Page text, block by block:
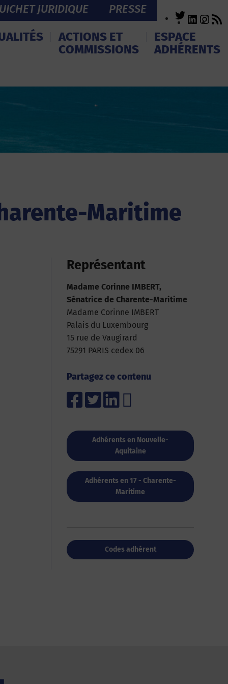
JURIDIQUE PRESSE Twitter
ACTIONS ET
COMMISSIONS
ESPACE
ADHÉRENTS
Maritime
Représentant
Madame Corinne IMBERT,
Sénatrice de Charente-Maritime
Madame Corinne IMBERT
Palais du Luxembourg
15 rue de Vaugirard
75291 PARIS cedex 06
Partagez ce contenu
Adhérents en Nouvelle-
Aquitaine
Adhérents en 17 - Charente-
Maritime
Codes adhérent